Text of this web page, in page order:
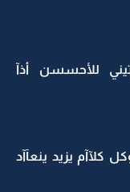
للأحسسن أذآ
يزيد ينعآآد